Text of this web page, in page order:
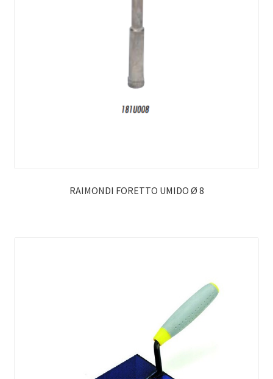
RAIMONDI FORETTO UMIDO Ø 8